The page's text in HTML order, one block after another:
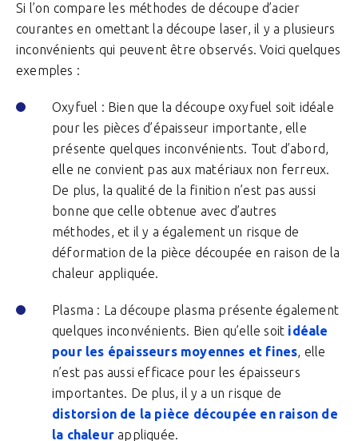
Si l’on compare les méthodes de découpe d’acier
courantes en omettant la découpe laser, il y a plusieurs
inconvénients qui peuvent être observés. Voici quelques
exemples :
Oxyfuel : Bien que la découpe oxyfuel soit idéale
pour les pièces d’épaisseur importante, elle
présente quelques inconvénients. Tout d’abord,
elle ne convient pas aux matériaux non ferreux.
De plus, la qualité de la finition n’est pas aussi
bonne que celle obtenue avec d’autres
méthodes, et il y a également un risque de
déformation de la pièce découpée en raison de la
chaleur appliquée.
Plasma : La découpe plasma présente également
quelques inconvénients. Bien qu’elle soit idéale
pour les épaisseurs moyennes et fines, elle
n’est pas aussi efficace pour les épaisseurs
importantes. De plus, il y a un risque de
distorsion de la pièce découpée en raison de
la chaleur appliquée.